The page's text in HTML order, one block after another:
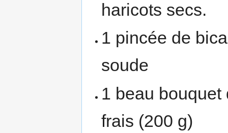
haricots secs.
1 pincée de
soude
1 beau bouquet
frais (200 g)